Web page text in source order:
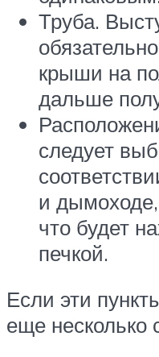
Труба.
крыши на
дальше
следует
и дымоходе,
что будет
печкой.
Если эти
еще несколько